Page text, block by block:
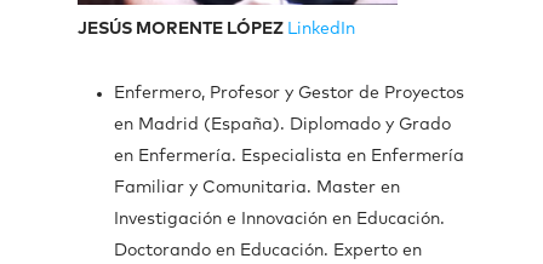
JESÚS MORENTE LÓPEZ LinkedIn
Enfermero, Profesor y Gestor de Proyectos
en Madrid (España). Diplomado y Grado
en Enfermería. Especialista en Enfermería
Familiar y Comunitaria. Master en
Investigación e Innovación en Educación.
Doctorando en Educación. Experto en